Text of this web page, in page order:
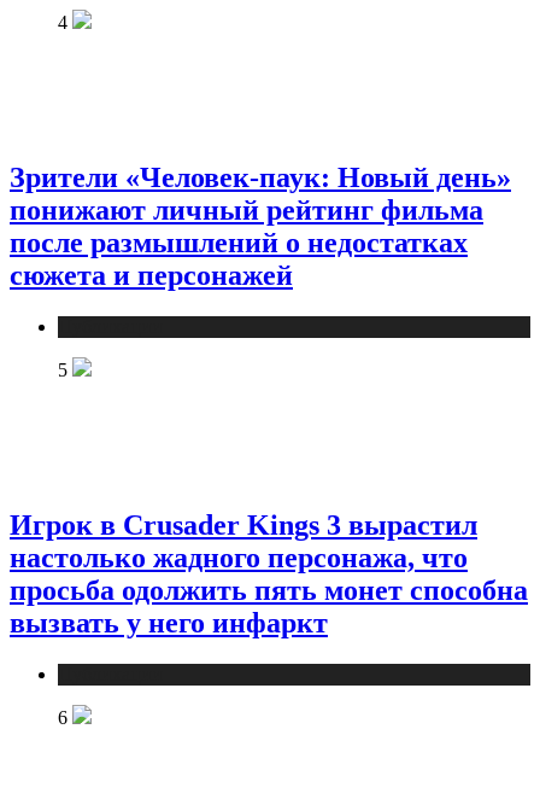
4
Зрители «Человек-паук: Новый день»
понижают личный рейтинг фильма
после размышлений о недостатках
сюжета и персонажей
5
Игрок в Crusader Kings 3 вырастил
настолько жадного персонажа, что
просьба одолжить пять монет способна
вызвать у него инфаркт
6